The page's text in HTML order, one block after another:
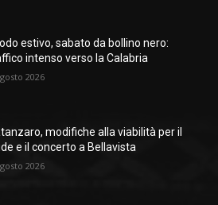
estivo, sabato da bollino nero:
intenso verso la Calabria
2026
modifiche alla viabilità per il
e il concerto a Bellavista
2026